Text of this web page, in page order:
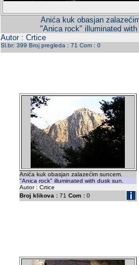
Anića kuk obasjan
"Anica rock" illuminated
Autor : Crtice
Sl.br: 399 Broj pregleda : 71 Com : 0
Anića kuk obasjan zalazećim suncem.
"Anica rock" illuminated with dusk sun.
Autor : Crtice
Broj klikova :71 Com :0